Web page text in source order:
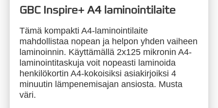
GBC Inspire+ A4 laminointilaite
Tämä kompakti A4-laminointilaite
mahdollistaa nopean ja helpon yhden vaiheen
laminoinnin. Käyttämällä 2x125 mikronin A4-
laminointitaskuja voit nopeasti laminoida
henkilökortin A4-kokoisiksi asiakirjoiksi 4
minuutin lämpenemisajan ansiosta. Musta
väri.